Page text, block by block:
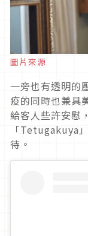
圖片來源
一旁也有透明的
疫的同時也兼具
給客人些許安慰
「Tetugakuya
待。